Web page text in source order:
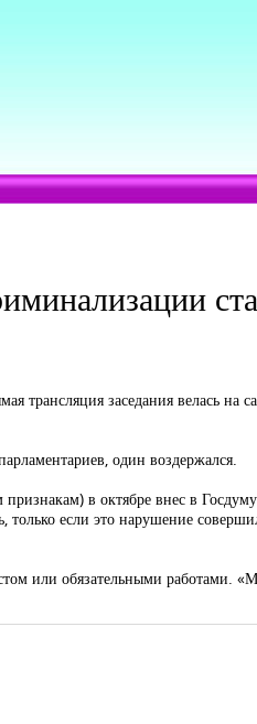
трансляция заседания велась на
один воздержался.
в октябре внес в
только если это нарушение
или обязательными работами.